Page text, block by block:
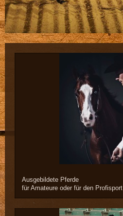
Ausgebildete Pferde
für Amateure oder für den Profisport